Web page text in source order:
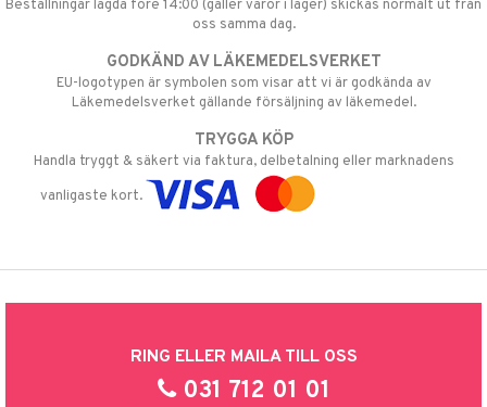
Beställningar lagda före 14:00 (gäller varor i lager) skickas normalt ut från
oss samma dag.
GODKÄND AV LÄKEMEDELSVERKET
EU-logotypen är symbolen som visar att vi är godkända av
Läkemedelsverket gällande försäljning av läkemedel.
TRYGGA KÖP
Handla tryggt & säkert via faktura, delbetalning eller marknadens
vanligaste kort.
RING ELLER MAILA TILL OSS
031 712 01 01